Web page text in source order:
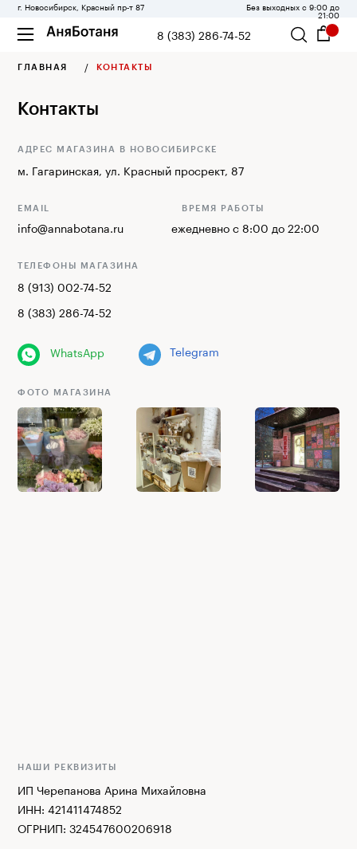
8 (383) 286-74-52
г. Новосибирск, Красный пр-т 87
Без выходных с 9:00 до
21:00
Контакты
ГЛАВНАЯ / КОНТАКТЫ
АДРЕС МАГАЗИНА В НОВОСИБИРСКЕ
м. Гагаринская, ул. Красный просрект, 87
ТЕЛЕФОНЫ МАГАЗИНА
8 (383) 286-74-52
НАШИ РЕКВИЗИТЫ
Telegram
ИП Черепанова Арина Михайловна
ИНН: 421411474852
ОГРНИП: 324547600206918
ВРЕМЯ РАБОТЫ
ежедневно с 8:00 до 22:00
ФОТО МАГАЗИНА
WhatsApp
EMAIL
info@annabotana.ru
8 (913) 002-74-52